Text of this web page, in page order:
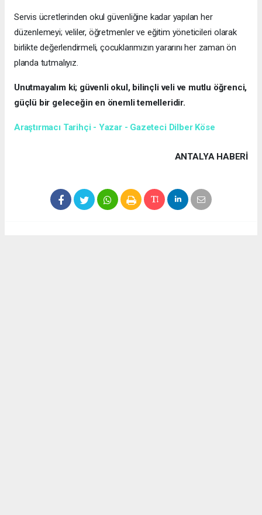
Servis ücretlerinden okul güvenliğine kadar yapılan her
düzenlemeyi; veliler, öğretmenler ve eğitim yöneticileri olarak
birlikte değerlendirmeli, çocuklarımızın yararını her zaman ön
planda tutmalıyız.
Unutmayalım ki; güvenli okul, bilinçli veli ve mutlu öğrenci,
güçlü bir geleceğin en önemli temelleridir.
Araştırmacı Tarihçi - Yazar - Gazeteci Dilber Köse
ANTALYA HABERİ